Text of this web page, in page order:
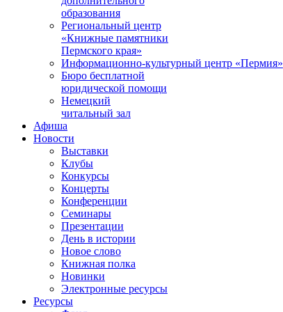
образования
Региональный центр
«Книжные памятники
Пермского края»
Информационно-культурный центр «Пермия»
Бюро бесплатной
юридической помощи
Немецкий
читальный зал
Афиша
Новости
Выставки
Клубы
Конкурсы
Концерты
Конференции
Семинары
Презентации
День в истории
Новое слово
Книжная полка
Новинки
Электронные ресурсы
Ресурсы